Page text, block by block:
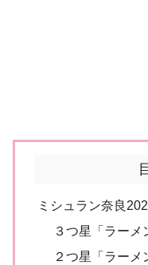
ミシュラン奈良
３つ星「ラーメ
２つ星「ラーメ